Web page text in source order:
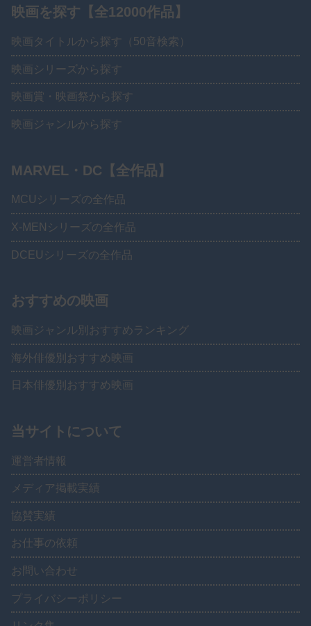
映画を探す【全12000作品】
映画タイトルから探す（50音検索）
映画シリーズから探す
映画賞・映画祭から探す
映画ジャンルから探す
MARVEL・DC【全作品】
MCUシリーズの全作品
X-MENシリーズの全作品
DCEUシリーズの全作品
おすすめの映画
映画ジャンル別おすすめランキング
海外俳優別おすすめ映画
日本俳優別おすすめ映画
当サイトについて
運営者情報
メディア掲載実績
協賛実績
お仕事の依頼
お問い合わせ
プライバシーポリシー